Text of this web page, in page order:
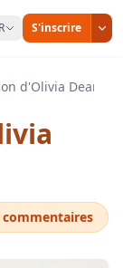
S'inscrire
d'Olivia Dean
commentaires